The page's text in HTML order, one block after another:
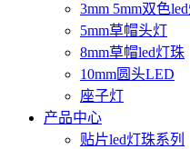
3mm 5mm双色
5mm草帽头灯
8mm草帽led灯珠
10mm圆头LED
座子灯
产品中心
贴片led灯珠系列